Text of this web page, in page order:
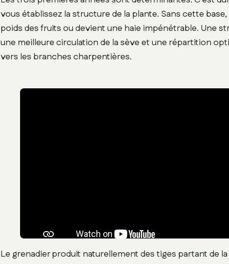
vous établissez la structure de la plante. Sans cette base,
poids des fruits ou devient une haie impénétrable. Une
une meilleure circulation de la sève et une répartition
vers les branches charpentières.
Le grenadier produit naturellement des tiges partant de